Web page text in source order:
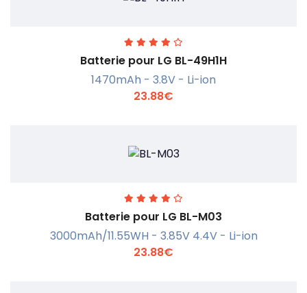
En savoir +
Batterie pour LG BL-49H1H
1470mAh - 3.8V - Li-ion
23.88€
Batterie pour LG BL-M03
3000mAh/11.55WH - 3.85V 4.4V - Li-ion
23.88€